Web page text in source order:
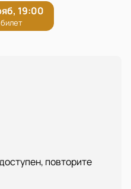
повторите